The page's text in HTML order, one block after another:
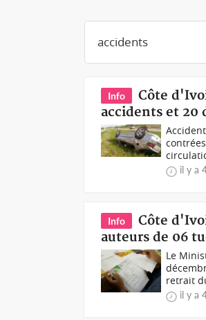
Info
Côte
accidents et 20
il y a
Info
Côte
auteurs de 06
Le
retrait
il y a